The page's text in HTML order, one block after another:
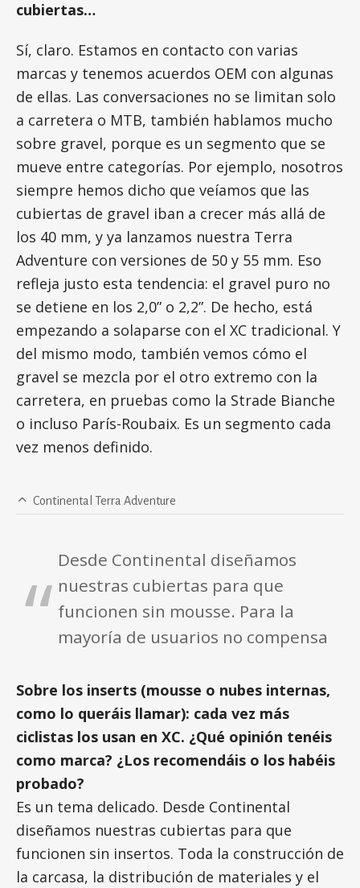
cubiertas…
Sí, claro. Estamos en contacto con varias
marcas y tenemos acuerdos OEM con algunas
de ellas. Las conversaciones no se limitan solo
a carretera o MTB, también hablamos mucho
sobre gravel, porque es un segmento que se
mueve entre categorías. Por ejemplo, nosotros
siempre hemos dicho que veíamos que las
cubiertas de gravel iban a crecer más allá de
los 40 mm, y ya lanzamos nuestra Terra
Adventure con versiones de 50 y 55 mm. Eso
refleja justo esta tendencia: el gravel puro no
se detiene en los 2,0” o 2,2”. De hecho, está
empezando a solaparse con el XC tradicional. Y
del mismo modo, también vemos cómo el
gravel se mezcla por el otro extremo con la
carretera, en pruebas como la Strade Bianche
o incluso París-Roubaix. Es un segmento cada
vez menos definido.
Continental Terra Adventure
Desde Continental diseñamos
nuestras cubiertas para que
funcionen sin mousse. Para la
mayoría de usuarios no compensa
Sobre los inserts (mousse o nubes internas,
como lo queráis llamar): cada vez más
ciclistas los usan en XC. ¿Qué opinión tenéis
como marca? ¿Los recomendáis o los habéis
probado?
Es un tema delicado. Desde Continental
diseñamos nuestras cubiertas para que
funcionen sin insertos. Toda la construcción de
la carcasa, la distribución de materiales y el